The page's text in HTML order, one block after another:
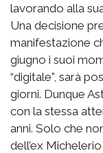
lavorando alla
Una decisione
manifestazione
giugno i suoi
“digitale”, sarà
giorni. Dunque
con la stessa
anni. Solo che
dell’ex